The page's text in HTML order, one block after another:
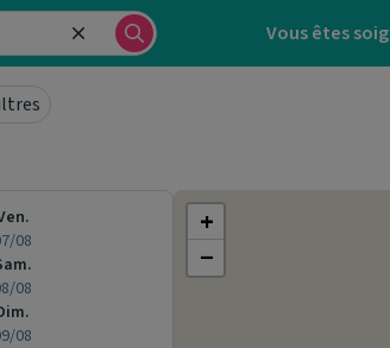
Vous êtes
08
08
08
+
−